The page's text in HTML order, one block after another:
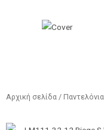
Αρχική σελίδα / Παντελόνια